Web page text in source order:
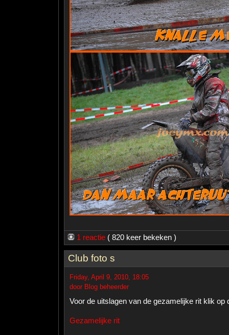
1 reactie ( 820 keer bekeken )
Club foto s
Friday, April 9, 2010, 18:05
door Blog beheerder
Voor de uitslagen van de gezamelijke rit klik op
Gezamelijke rit